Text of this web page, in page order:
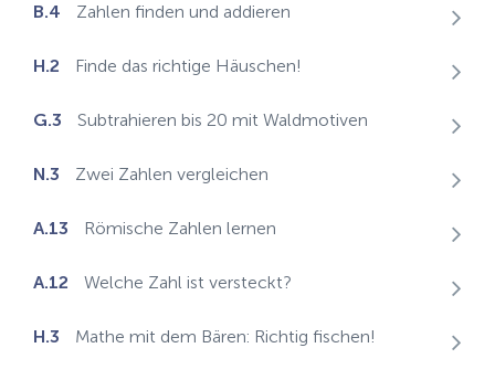
B.4 Zahlen finden und addieren
H.2 Finde das richtige Häuschen!
G.3 Subtrahieren bis 20 mit Waldmotiven
N.3 Zwei Zahlen vergleichen
A.13 Römische Zahlen lernen
A.12 Welche Zahl ist versteckt?
H.3 Mathe mit dem Bären: Richtig fischen!